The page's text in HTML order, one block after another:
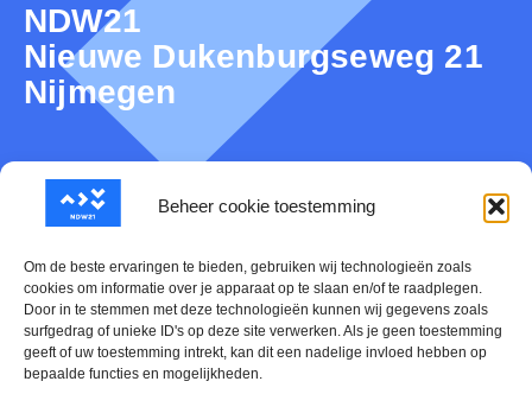
Beheer cookie toestemming
Om de beste ervaringen te bieden, gebruiken wij technologieën zoals
cookies om informatie over je apparaat op te slaan en/of te raadplegen.
Door in te stemmen met deze technologieën kunnen wij gegevens zoals
surfgedrag of unieke ID's op deze site verwerken. Als je geen toestemming
geeft of uw toestemming intrekt, kan dit een nadelige invloed hebben op
bepaalde functies en mogelijkheden.
NDW21
Nieuwe Dukenburgseweg 21
Nijmegen
Over NDW21
Nieuws
Mijn NDW21
Contact